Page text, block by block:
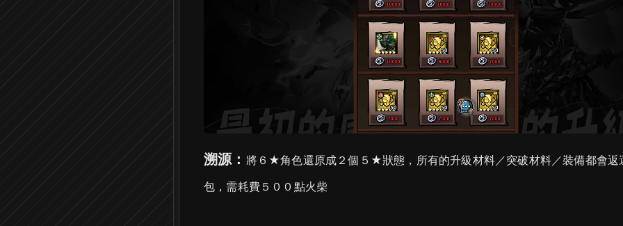
溯源： 將６★角色還原成２個５★狀態，所有的升級材料／突破材料／裝備都會返
包，需耗費５００點火柴